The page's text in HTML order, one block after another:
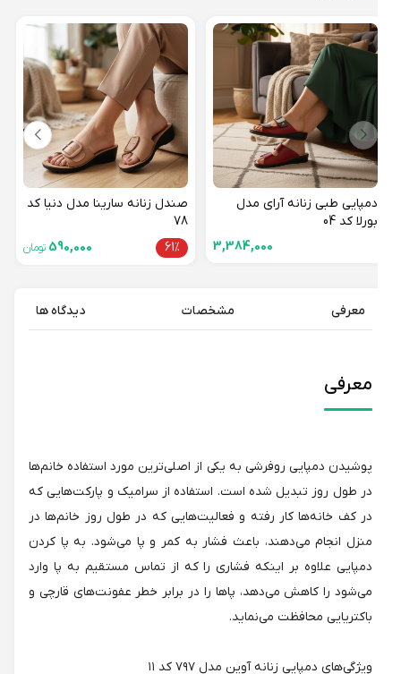
دمپایی طبی زنانه آرای مدل
بورلا کد 04
3,384,000
صندل زنانه سارینا مدل دنیا کد
61%
590,000تومان
معرفی مشخصات دیدگاه ها
معرفی
پوشیدن دمپایی روفرشی به یکی از اصلی‌ترین مورد استفاده خانم‌ها
در طول روز تبدیل شده است. استفاده از سرامیک و پارکت‌هایی که
در کف خانه‌ها کار رفته و فعالیت‌هایی که در طول روز خانم‌ها در
منزل انجام می‌دهند، باعث فشار به کمر و پا می‌شود. به پا کردن
دمپایی علاوه بر اینکه فشاری را که از تماس مستقیم به پا وارد
می‌شود را کاهش می‌دهد، پاها را در برابر خطر عفونت‌های قارچی و
باکتریایی محافظت می‌نماید.
ویژگی‌های دمپایی زنانه آوین مدل ۷۹۷ کد ۱۱